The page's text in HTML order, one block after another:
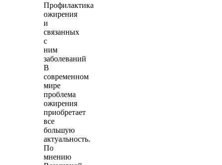
Профилактика
ожирения
и
связанных
с
ним
заболеваний
В
современном
мире
проблема
ожирения
приобретает
все
большую
актуальность.
По
мнению